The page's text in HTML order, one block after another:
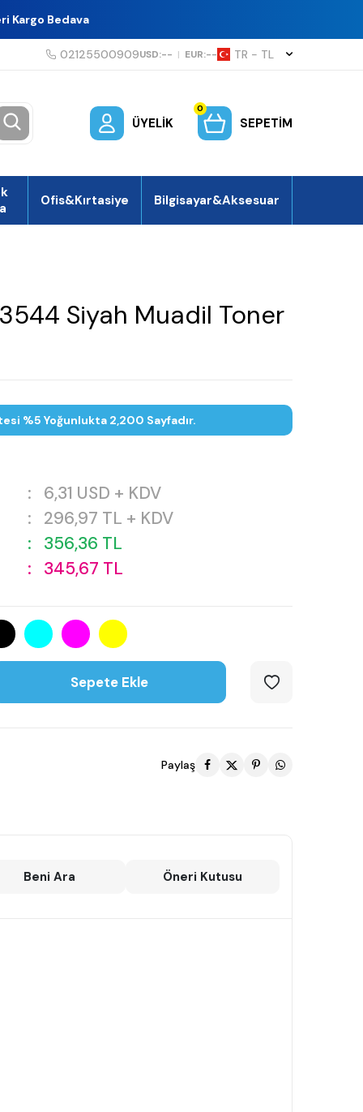
Kargo Bedava
02125500909USD:-- | EUR:-- TR − TL
ÜYELIK
0
SEPETIM
Ofis&Kırtasiye Bilgisayar&Aksesuar
Siyah Muadil Toner
%5 Yoğunlukta 2,200 Sayfadır.
: 6,31 USD + KDV
: 296,97 TL + KDV
: 356,36 TL
: 345,67 TL
Sepete Ekle
Paylaş
Beni Ara Öneri Kutusu